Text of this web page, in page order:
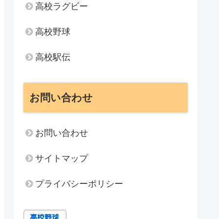
高校ラグビー
高校野球
高校駅伝
お問い合わせ
お問い合わせ
サイトマップ
プライバシーポリシー